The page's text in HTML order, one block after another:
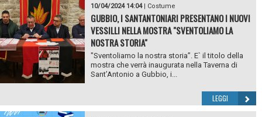
10/04/2024 14:04| Costume
GUBBIO, I SANTANTONIARI PRESENTANO I NUOVI
VESSILLI NELLA MOSTRA "SVENTOLIAMO LA
NOSTRA STORIA"
"Sventoliamo la nostra storia”. E` il titolo della
mostra che verrà inaugurata nella Taverna di
Sant’Antonio a Gubbio, i...
LEGGI